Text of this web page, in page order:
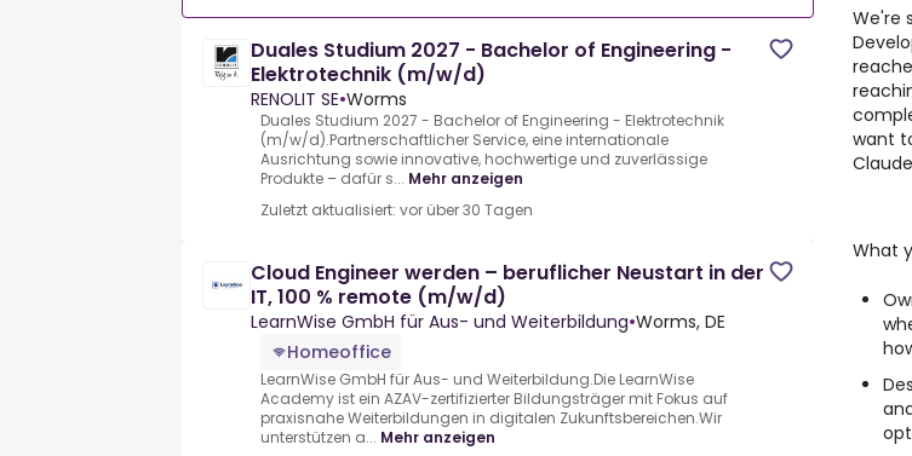
Duales Studium 2027 - Bachelor of Engineering -
Elektrotechnik (m/w/d)
RENOLIT SE•Worms
Duales Studium 2027 - Bachelor of Engineering - Elektrotechnik
(m/w/d).Partnerschaftlicher Service, eine internationale
Ausrichtung sowie innovative, hochwertige und zuverlässige
Produkte – dafür s... Mehr anzeigen
Zuletzt aktualisiert: vor über 30 Tagen
Cloud Engineer werden – beruflicher Neustart in der
IT, 100 % remote (m/w/d)
LearnWise GmbH für Aus- und Weiterbildung•Worms, DE
Homeoffice
LearnWise GmbH für Aus- und Weiterbildung.Die LearnWise
Academy ist ein AZAV-zertifizierter Bildungsträger mit Fokus auf
praxisnahe Weiterbildungen in digitalen Zukunftsbereichen.Wir
unterstützen a... Mehr anzeigen
We're
want
What